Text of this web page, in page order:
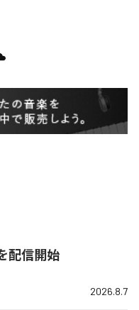
配信開始
2026.8.7